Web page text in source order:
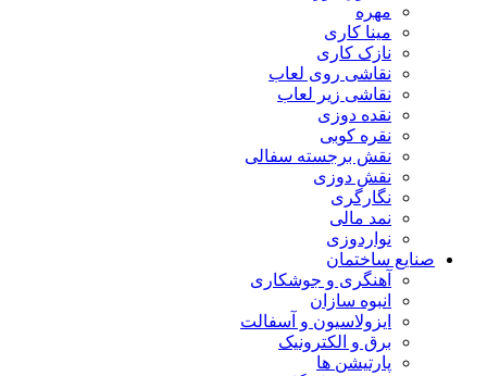
مهره
مینا کاری
نازک کاری
نقاشی روی لعاب
نقاشی زیر لعاب
نقده دوزی
نقره کوبی
نقش برجسته سفالی
نقش دوزی
نگارگری
نمد مالی
نواردوزی
صنایع ساختمان
آهنگری و جوشکاری
انبوه سازان
ایزولاسیون و آسفالت
برق و الکترونیک
پارتیشن ها